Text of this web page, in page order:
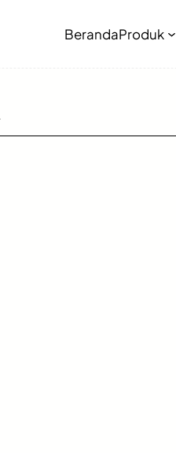
BerandaProduk